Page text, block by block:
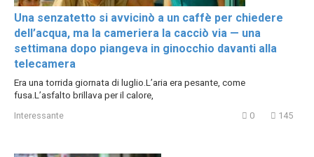
Una senzatetto si avvicinò a un caffè per chiedere
dell’acqua, ma la cameriera la cacciò via — una
settimana dopo piangeva in ginocchio davanti alla
telecamera
Era una torrida giornata di luglio.L’aria era pesante, come
fusa.L’asfalto brillava per il calore,
Interessante 0 145